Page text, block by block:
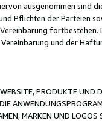
ausgenommen sind
Pflichten der Parteien
und der
PRODUKTE UND
MARKEN UND